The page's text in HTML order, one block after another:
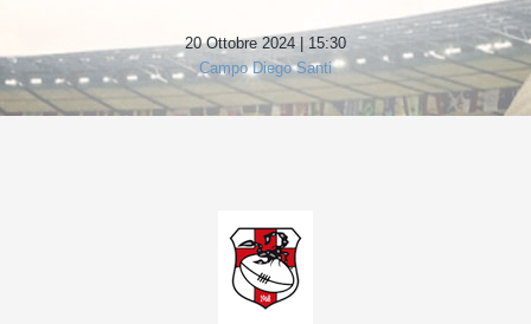
20 Ottobre 2024 | 15:30
Campo Diego Santi